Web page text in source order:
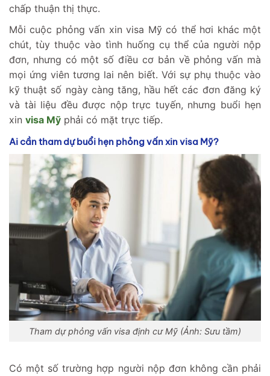
chấp thuận thị thực.
Mỗi cuộc phỏng vấn xin visa Mỹ có thể hơi khác một
chút, tùy thuộc vào tình huống cụ thể của người nộp
đơn, nhưng có một số điều cơ bản về phỏng vấn mà
mọi ứng viên tương lai nên biết. Với sự phụ thuộc vào
kỹ thuật số ngày càng tăng, hầu hết các đơn đăng ký
và tài liệu đều được nộp trực tuyến, nhưng buổi hẹn
xin visa Mỹ phải có mặt trực tiếp.
Ai cần tham dự buổi hẹn phỏng vấn xin visa Mỹ?
Tham dự phỏng vấn visa định cư Mỹ (Ảnh: Sưu tầm)
Có một số trường hợp người nộp đơn không cần phải